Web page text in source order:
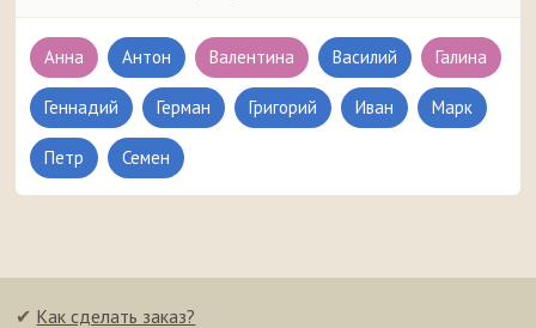
Анна Антон Валентина Василий Галина
Геннадий Герман Григорий Иван Марк
Петр Семен
✔ Как сделать заказ?